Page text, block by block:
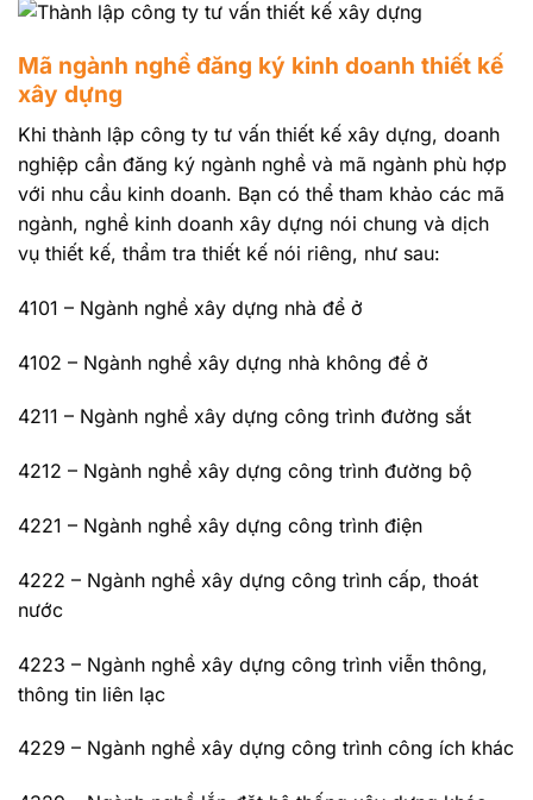
Mã ngành nghề đăng ký kinh doanh thiết kế
xây dựng
Khi thành lập công ty tư vấn thiết kế xây dựng, doanh
nghiệp cần đăng ký ngành nghề và mã ngành phù hợp
với nhu cầu kinh doanh. Bạn có thể tham khảo các mã
ngành, nghề kinh doanh xây dựng nói chung và dịch
vụ thiết kế, thẩm tra thiết kế nói riêng, như sau:
4101 – Ngành nghề xây dựng nhà để ở
4102 – Ngành nghề xây dựng nhà không để ở
4211 – Ngành nghề xây dựng công trình đường sắt
4212 – Ngành nghề xây dựng công trình đường bộ
4221 – Ngành nghề xây dựng công trình điện
4222 – Ngành nghề xây dựng công trình cấp, thoát
nước
4223 – Ngành nghề xây dựng công trình viễn thông,
thông tin liên lạc
4229 – Ngành nghề xây dựng công trình công ích khác